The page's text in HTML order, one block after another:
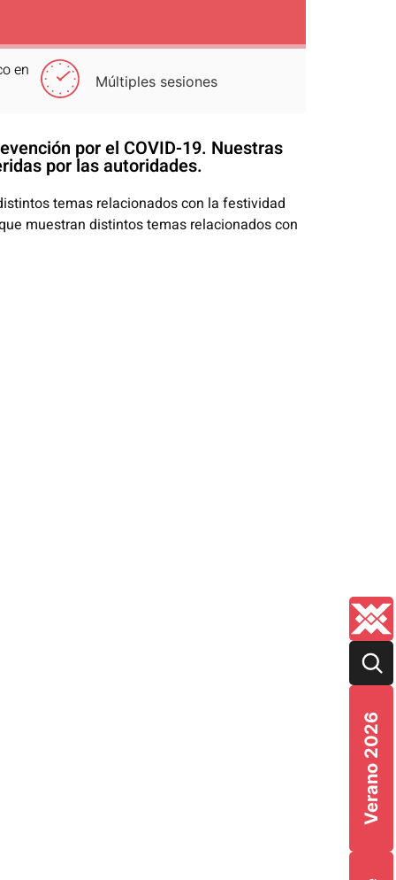
Verano 2026
en
Múltiples sesiones
por el COVID-19. Nuestras
por las autoridades.
temas relacionados con la festividad
muestran distintos temas relacionados con